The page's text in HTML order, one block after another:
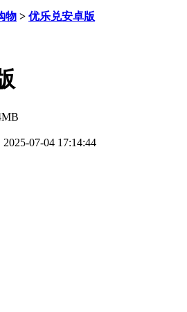
物 > 优乐兑安卓版
07-04 17:14:44